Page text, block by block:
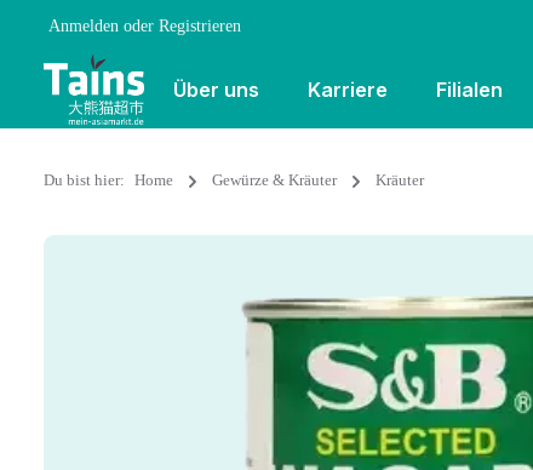
Anmelden oder Registrieren
Über uns Karriere Filialen
Du bist hier: Home Gewürze & Kräuter Kräuter